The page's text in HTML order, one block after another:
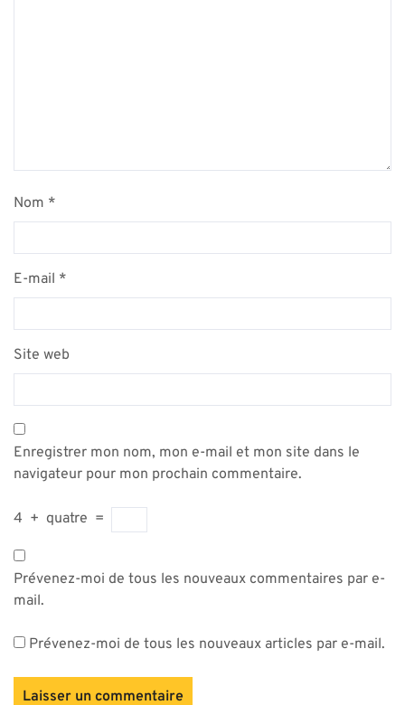
Nom *
E-mail *
Site web
Enregistrer mon nom, mon e-mail et mon site dans le
navigateur pour mon prochain commentaire.
4 + quatre =
Prévenez-moi de tous les nouveaux commentaires par e-
mail.
Prévenez-moi de tous les nouveaux articles par e-mail.